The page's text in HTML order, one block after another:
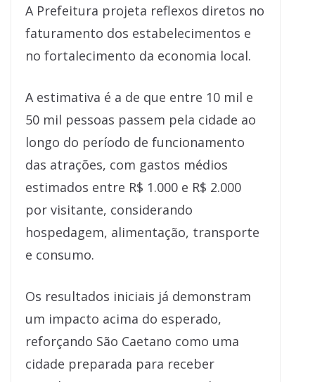
A Prefeitura projeta reflexos diretos no
faturamento dos estabelecimentos e
no fortalecimento da economia local.
A estimativa é a de que entre 10 mil e
50 mil pessoas passem pela cidade ao
longo do período de funcionamento
das atrações, com gastos médios
estimados entre R$ 1.000 e R$ 2.000
por visitante, considerando
hospedagem, alimentação, transporte
e consumo.
Os resultados iniciais já demonstram
um impacto acima do esperado,
reforçando São Caetano como uma
cidade preparada para receber